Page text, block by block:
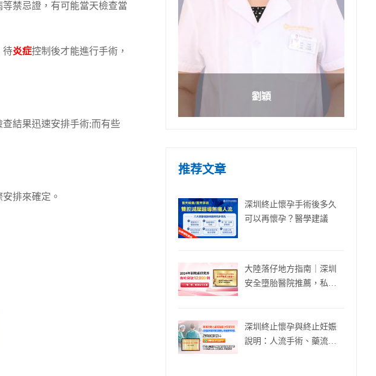
等禁忌證，有可能當天檢查當
待炎症控制後才能進行手術，
結果迅速安排手術;而有些
排來確定。
劉穎
推荐文章
深圳終止懷孕手術後多久
可以再懷孕？醫學建議
大陸落仔地方指南｜深圳
安全墮胎醫院推薦，私隱
深圳終止懷孕與終止妊娠
說明：人流手術、藥流醫